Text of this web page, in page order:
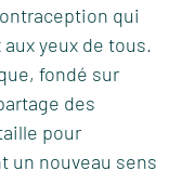
qui
yeux de tous.
fondé sur
des
pour
un nouveau sens